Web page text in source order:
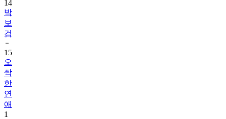
14
박
보
검
15
오
싹
한
연
애
1